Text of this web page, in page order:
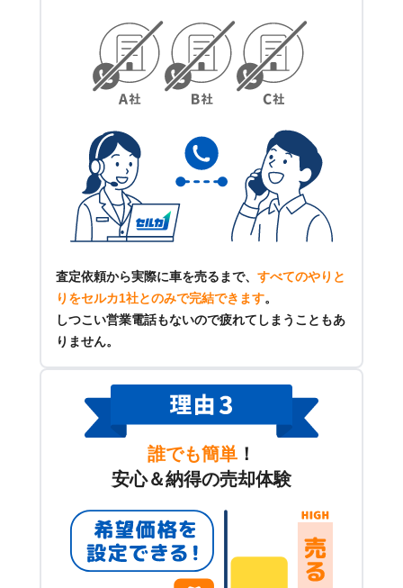
査定依頼から実際に車を売るまで、 すべてのやりと
りをセルカ1社とのみで完結できます。
しつこい営業電話もないので疲れてしまうこともあ
りません。
誰でも簡単 ！
安心＆納得の売却体験